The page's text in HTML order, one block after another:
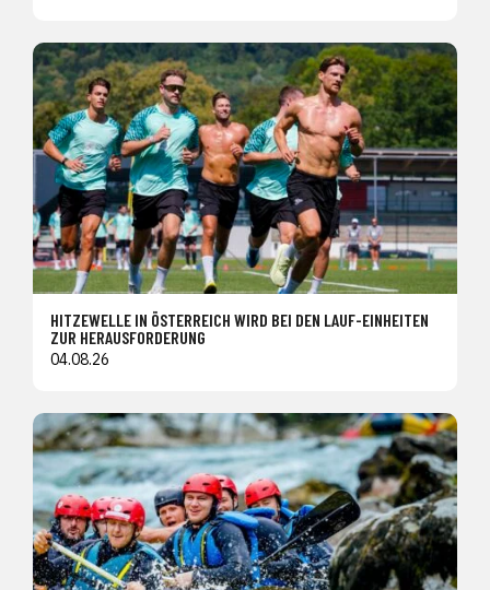
HITZEWELLE IN ÖSTERREICH WIRD BEI DEN LAUF-EINHEITEN
ZUR HERAUSFORDERUNG
04.08.26